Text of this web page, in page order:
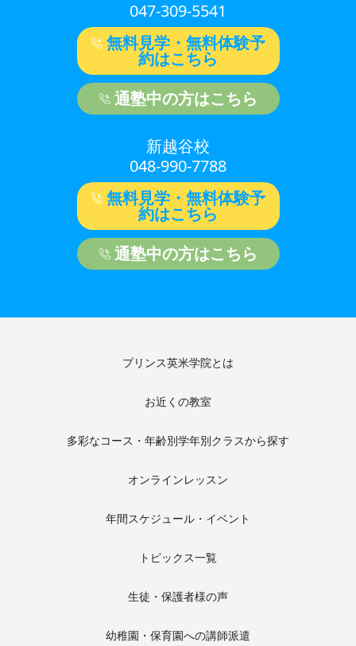
047-309-5541
無料見学・無料体験予
約はこちら
通塾中の方はこちら
新越谷校
048-990-7788
無料見学・無料体験予
約はこちら
通塾中の方はこちら
プリンス英米学院とは
お近くの教室
多彩なコース・年齢別学年別クラスから探す
オンラインレッスン
年間スケジュール・イベント
トピックス一覧
生徒・保護者様の声
幼稚園・保育園への講師派遣